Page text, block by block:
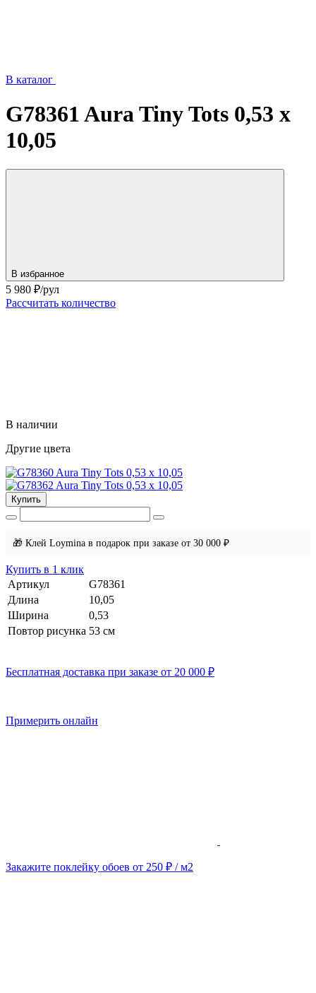
В каталог
G78361 Aura Tiny Tots 0,53 х
10,05
В избранное
5 980 ₽/рул
Рассчитать количество
В наличии
Другие цвета
Купить
🎁 Клей Loymina в подарок при заказе от 30 000 ₽
Купить в 1 клик
Артикул
G78361
Длина
10,05
Ширина
0,53
Повтор рисунка 53 cм
Бесплатная доставка при заказе от 20 000 ₽
Примерить онлайн
Закажите поклейку обоев от 250 ₽ / м2